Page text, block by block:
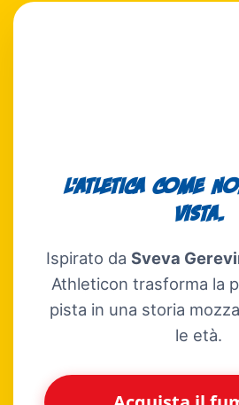
L'atletica come
vista.
Ispirato da Sveva
Athleticon trasforma la
pista in una storia
le età.